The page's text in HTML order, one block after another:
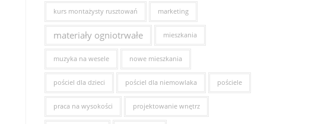
kurs montażysty rusztowań marketing
materiały ogniotrwałe mieszkania
muzyka na wesele nowe mieszkania
pościel dla dzieci pościel dla niemowlaka pościele
praca na wysokości projektowanie wnętrz